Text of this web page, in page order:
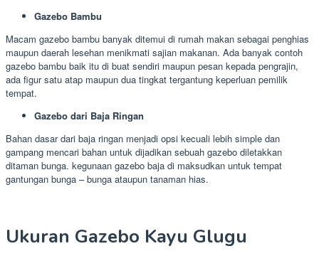
Gazebo Bambu
Macam gazebo bambu banyak ditemui di rumah makan sebagai penghias
maupun daerah lesehan menikmati sajian makanan. Ada banyak contoh
gazebo bambu baik itu di buat sendiri maupun pesan kepada pengrajin,
ada figur satu atap maupun dua tingkat tergantung keperluan pemilik
tempat.
Gazebo dari Baja Ringan
Bahan dasar dari baja ringan menjadi opsi kecuali lebih simple dan
gampang mencari bahan untuk dijadikan sebuah gazebo diletakkan
ditaman bunga. kegunaan gazebo baja di maksudkan untuk tempat
gantungan bunga – bunga ataupun tanaman hias.
Ukuran Gazebo Kayu Glugu